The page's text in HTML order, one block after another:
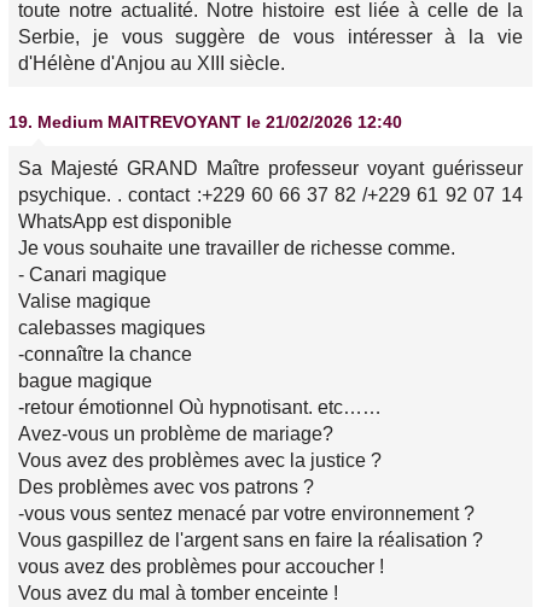
toute notre actualité. Notre histoire est liée à celle de la
Serbie, je vous suggère de vous intéresser à la vie
d'Hélène d'Anjou au XIII siècle.
19. Medium MAITREVOYANT le 21/02/2026 12:40
Sa Majesté GRAND Maître professeur voyant guérisseur
psychique. . contact :+229 60 66 37 82 /+229 61 92 07 14
WhatsApp est disponible
Je vous souhaite une travailler de richesse comme.
- Canari magique
Valise magique
calebasses magiques
-connaître la chance
bague magique
-retour émotionnel Où hypnotisant. etc……
Avez-vous un problème de mariage?
Vous avez des problèmes avec la justice ?
Des problèmes avec vos patrons ?
-vous vous sentez menacé par votre environnement ?
Vous gaspillez de l'argent sans en faire la réalisation ?
vous avez des problèmes pour accoucher !
Vous avez du mal à tomber enceinte !